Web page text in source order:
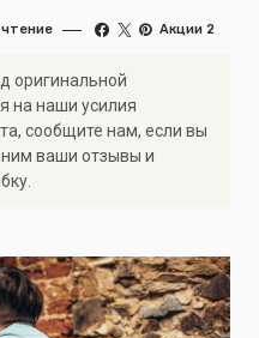
Акции 2
оригинальной
на наши усилия
сообщите нам, если вы
ваши отзывы и